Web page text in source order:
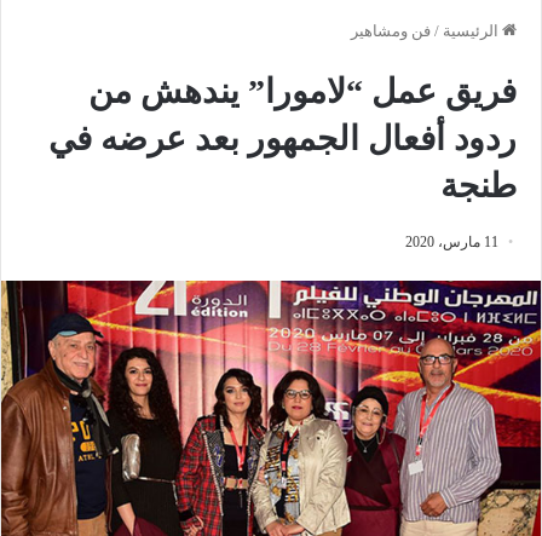
الرئيسية / فن ومشاهير
فريق عمل “لامورا” يندهش من
ردود أفعال الجمهور بعد عرضه في
طنجة
11 مارس، 2020